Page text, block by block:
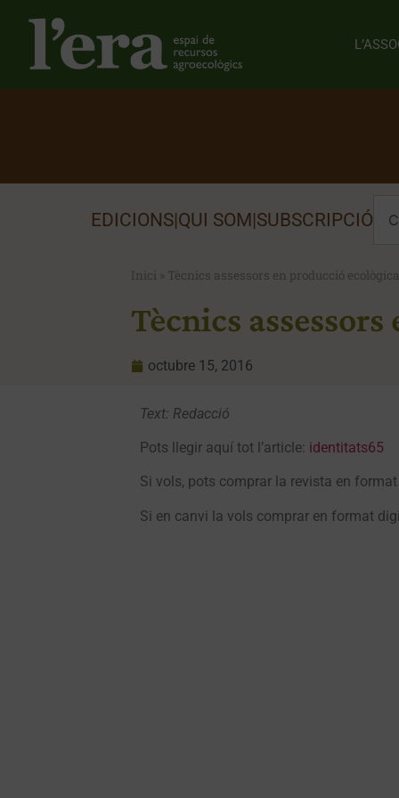
EDICIONS|QUI SOM|SUBSCRIPCIÓ
Inici » Tècnics assessors en producció ecològica
Tècnics
octubre 15, 2016
Text: Redacció
Pots llegir aquí tot l’article: identitats65
Si vols, pots comprar la revista en
Si en canvi la vols comprar en format